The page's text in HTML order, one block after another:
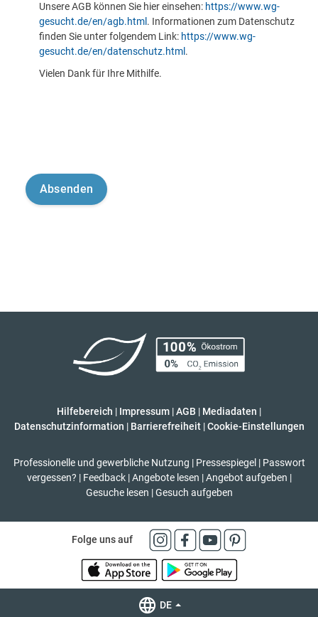
Unsere AGB können Sie hier einsehen: https://www.wg-
gesucht.de/en/agb.html . Informationen zum Datenschutz
finden Sie unter folgendem Link: https://www.wg-
gesucht.de/en/datenschutz.html .
Vielen Dank für Ihre Mithilfe.
Hilfebereich | Impressum |AGB | Mediadaten |
Datenschutzinformation | Barrierefreiheit | Cookie-Einstellungen
Professionelle und gewerbliche Nutzung | Pressespiegel | Passwort
vergessen? | Feedback | Angebote lesen | Angebot aufgeben |
Gesuche lesen | Gesuch aufgeben
Folge uns auf
DE